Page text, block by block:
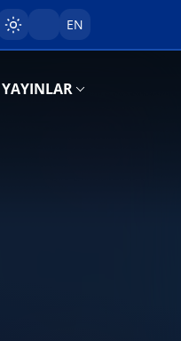
YAYINLAR
Sayfayı karart/aç
EN